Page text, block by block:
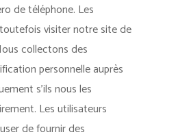
de téléphone. Les
visiter notre site de
collectons des
personnelle auprès
s’ils nous les
Les utilisateurs
de fournir des